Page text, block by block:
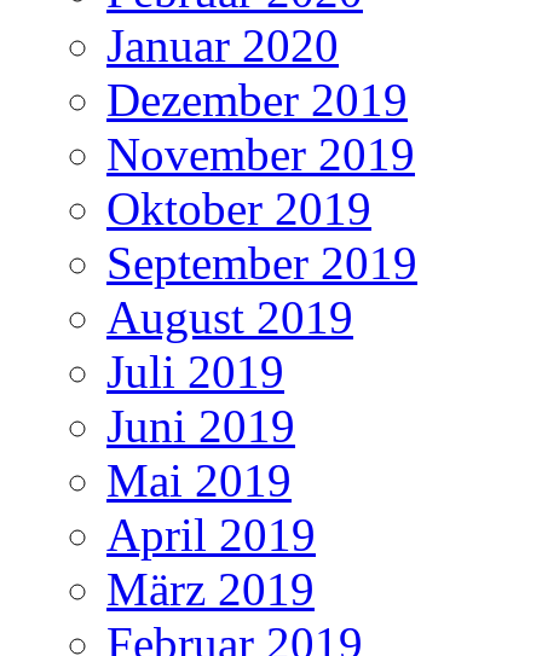
Januar 2020
Dezember 2019
November 2019
Oktober 2019
September 2019
August 2019
Juli 2019
Juni 2019
Mai 2019
April 2019
März 2019
Februar 2019